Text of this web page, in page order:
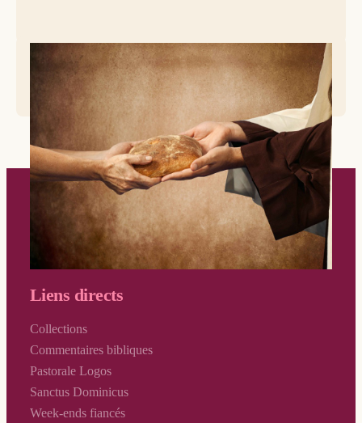
Crédit photo : AdobeStock
Liens directs
Collections
Commentaires bibliques
Pastorale Logos
Sanctus Dominicus
Week-ends fiancés